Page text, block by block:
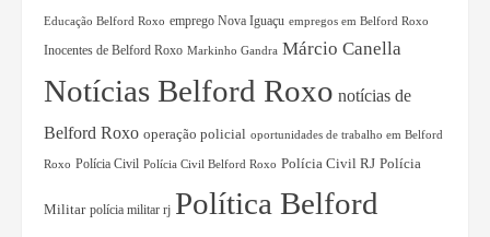
Educação Belford Roxo emprego Nova Iguaçu empregos em Belford Roxo
Inocentes de Belford Roxo Markinho Gandra Márcio Canella
Notícias Belford Roxo notícias de
Belford Roxo operação policial oportunidades de trabalho em Belford
Roxo Polícia Civil Polícia Civil Belford Roxo Polícia Civil RJ Polícia
Militar polícia militar rj Política Belford